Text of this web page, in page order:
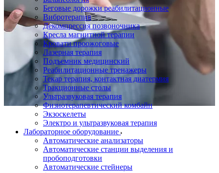
Беговые дорожки реабилитационные
Вибротерапия
Декомпрессия позвоночника
Кресла магнитной терапии
Кровати проожоговые
Лазерная терапия
Подъемник медицинский
Реабилитационные тренажеры
Текар терапия, контактная диатермия
Тракционные столы
Ультразвуковая терапия
Физиотерапевтический комбайн
Экзоскелеты
Электро и ультразвуковая терапия
Лабораторное оборудование
Автоматические анализаторы
Автоматические станции выделения и
пробоподготовки
Автоматические стейнеры